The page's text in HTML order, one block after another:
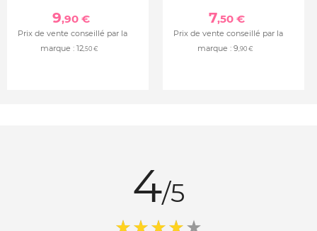
9,90 €
Prix de vente conseillé par la
marque : 12,50 €
7,50 €
Prix de vente conseillé par la
marque : 9,90 €
4/5